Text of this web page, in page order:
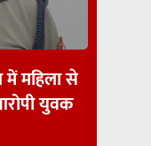
में महिला से
युवक